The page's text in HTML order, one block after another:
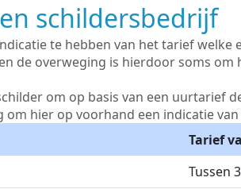
schildersbedrijf
te hebben van het tarief
de overweging is hierdoor soms
om op basis van een uurtarief
om hier op voorhand een indicatie van
Tarief
Tussen